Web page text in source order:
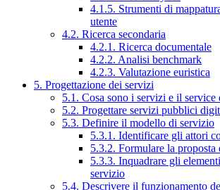
4.1.5. Strumenti di
utente
4.2. Ricerca secondaria
4.2.1. Ricerca documentale
4.2.2. Analisi benchmark
4.2.3. Valutazione euristica
5. Progettazione dei servizi
5.1. Cosa sono i servizi e il service
5.2. Progettare servizi pubblici
5.3. Definire il modello di servizio
5.3.1. Identificare gli attori
5.3.2. Formulare la proposta
5.3.3. Inquadrare gli
servizio
5.4. Descrivere il funzionamento